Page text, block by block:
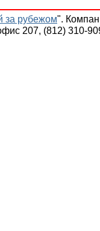
за рубежом".
207, (812) 310-